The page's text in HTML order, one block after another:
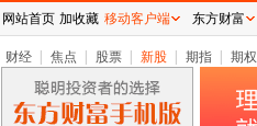
财经 | 焦点 | 股票 | 新股 | 期指 | 期权
网站首页 加收藏 移动客户端 东方财富